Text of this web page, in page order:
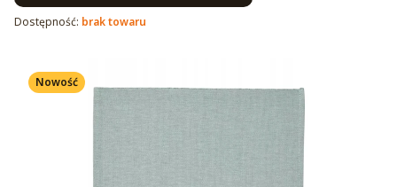
Dostępność: brak towaru
Nowość